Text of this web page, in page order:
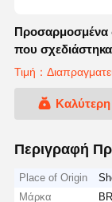
Προσαρμοσμένα
που
και άνεση των
Τιμή：
Καλύτερη
Περιγραφή
Place of Origin
Μάρκα
BR